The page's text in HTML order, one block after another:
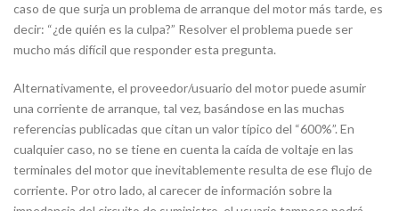
caso de que surja un problema de arranque del motor más tarde, es
decir: “¿de quién es la culpa?” Resolver el problema puede ser
mucho más difícil que responder esta pregunta.
Alternativamente, el proveedor/usuario del motor puede asumir
una corriente de arranque, tal vez, basándose en las muchas
referencias publicadas que citan un valor típico del “600%”. En
cualquier caso, no se tiene en cuenta la caída de voltaje en las
terminales del motor que inevitablemente resulta de ese flujo de
corriente. Por otro lado, al carecer de información sobre la